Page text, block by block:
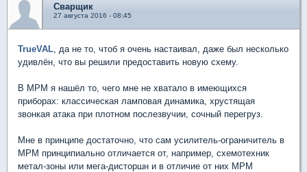
Сварщик
27 августа 2016 - 08:45
TrueVAL , да не то, чтоб я очень настаивал, даже был несколько
удивлён, что вы решили предоставить новую схему.
В МРМ я нашёл то, чего мне не хватало в имеющихся
приборах: классическая ламповая динамика, хрустящая
звонкая атака при плотном послезвучии, сочный перегруз.
Мне в принципе достаточно, что сам усилитель-ограничитель в
МРМ принципиально отличается от, например, схемотехник
метал-зоны или мега-дисторшн и в отличие от них МРМ